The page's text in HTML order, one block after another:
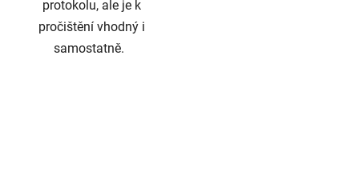
protokolu, ale je k
pročištění vhodný i
samostatně.